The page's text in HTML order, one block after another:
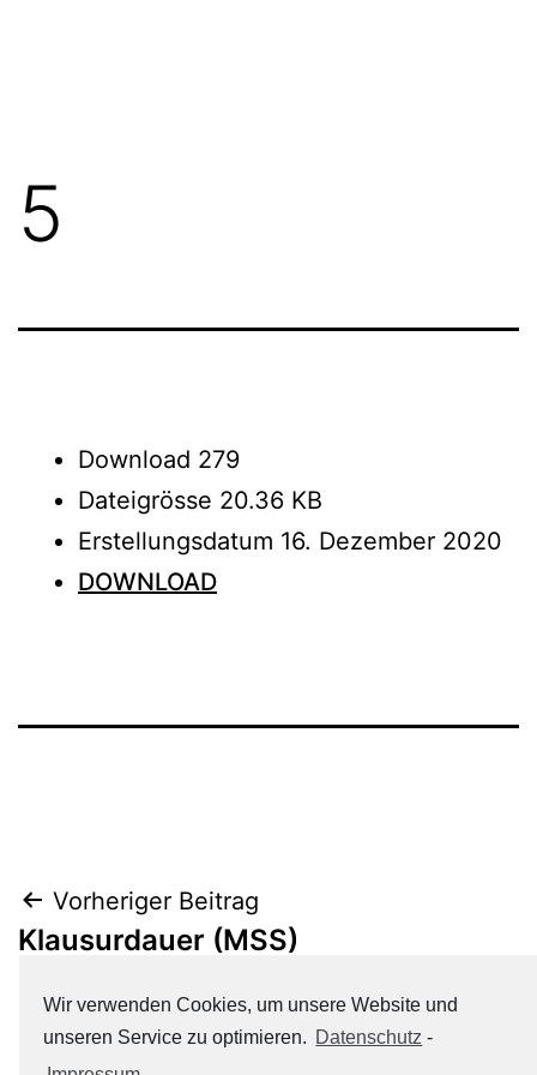
5
Download 279
Dateigrösse 20.36 KB
Erstellungsdatum 16. Dezember 2020
DOWNLOAD
Beitrags-
Navigation
Vorheriger Beitrag
Klausurdauer (MSS)
Nächster Beitrag
Wir verwenden Cookies, um unsere Website und
unseren Service zu optimieren. Datenschutz -